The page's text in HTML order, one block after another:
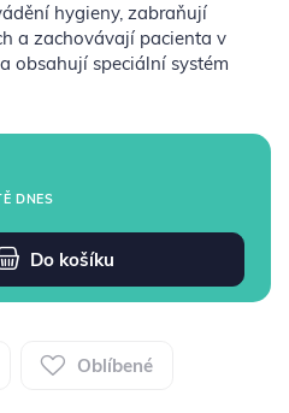
hygieny, zabraňují
a zachovávají pacienta v
obsahují speciální systém
DNES
Do košíku
Oblíbené